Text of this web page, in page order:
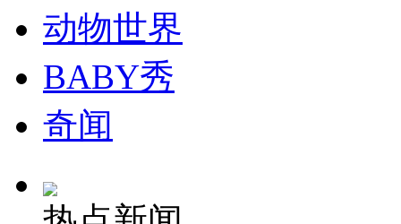
纽约上演“枕头大战”
司机酒驾遇交警 急速倒车逃窜
动物世界
BABY秀
奇闻